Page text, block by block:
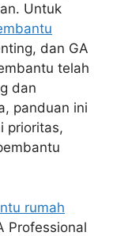
Untuk
dan GA
telah
dan
panduan ini
prioritas,
rumah
Professional